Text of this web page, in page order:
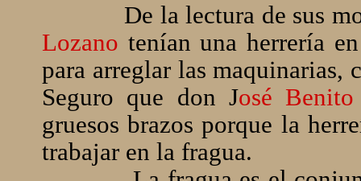
De la lectura de sus
Lozano tenían una herrería
para arreglar las maquinarias,
Seguro que don José
gruesos brazos porque la
trabajar en la fragua.